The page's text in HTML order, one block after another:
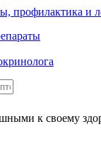
профилактика и
к своему